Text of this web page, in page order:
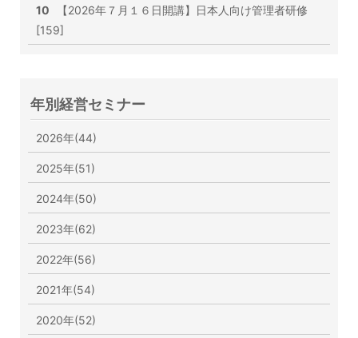
10
【2026年７月１６日開講】日本人向け管理者研修
[159]
年別経営セミナー
2026年(44)
2025年(51)
2024年(50)
2023年(62)
2022年(56)
2021年(54)
2020年(52)